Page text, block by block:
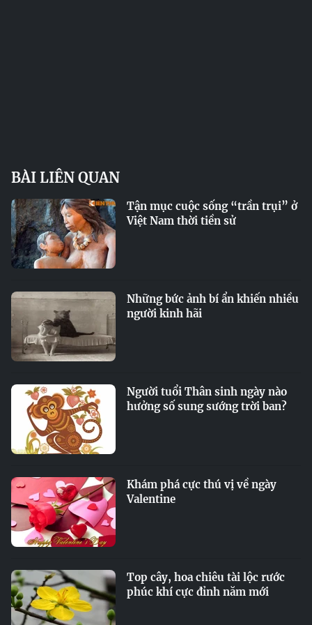
BÀI LIÊN QUAN
Tận mục cuộc sống “trần trụi” ở
Việt Nam thời tiền sử
Những bức ảnh bí ẩn khiến nhiều
người kinh hãi
Người tuổi Thân sinh ngày nào
hưởng số sung sướng trời ban?
Khám phá cực thú vị về ngày
Valentine
Top cây, hoa chiêu tài lộc rước
phúc khí cực đỉnh năm mới